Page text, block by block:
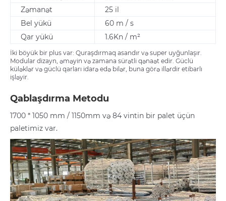
Zəmanət
25 il
Bel yükü
60 m / s
Qar yükü
1.6Kn / m²
İki böyük bir plus var: Quraşdırmaq asandır və super uyğunlaşır.
Modular dizayn, əməyin və zamana sürətli qənaət edir. Güclü
küləklər və güclü qarları idarə edə bilər, buna görə illərdir etibarlı
işləyir.
Qablaşdırma Metodu
1700 * 1050 mm / 1150mm və 84 vintin bir palet üçün
paletimiz var.